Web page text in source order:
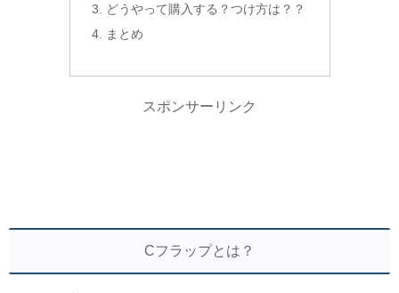
どうやって購入する？つけ方は？？
まとめ
スポンサーリンク
Cフラップとは？